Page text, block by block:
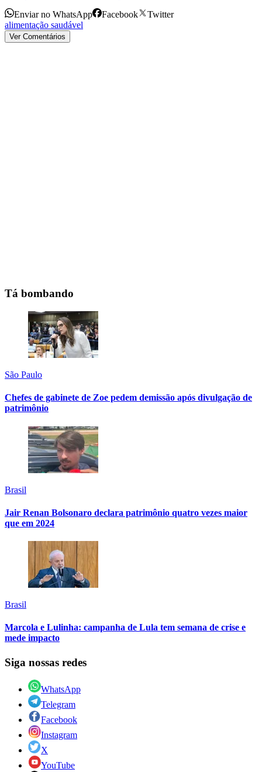
Enviar no WhatsApp Facebook
Twitter
alimentação saudável
Ver Comentários
Tá bombando
São Paulo
Chefes de gabinete de Zoe pedem demissão após divulgação de
patrimônio
Brasil
Jair Renan Bolsonaro declara patrimônio quatro vezes maior
que em 2024
Brasil
Marcola e Lulinha: campanha de Lula tem semana de crise e
mede impacto
Siga nossas redes
WhatsApp
Telegram
Facebook
Instagram
X
YouTube